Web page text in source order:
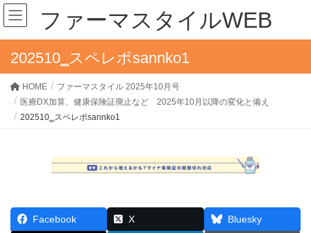
ファーマスタイルWEB
202510‗スペレポsannko1
HOME
ファーマスタイル 2025年10月号
医療DX加算、健康保険証廃止など 2025年10月以降の変化と備え
202510‗スペレポsannko1
Facebook X Bluesky